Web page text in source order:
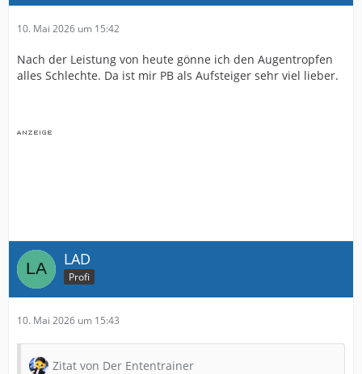
10. Mai 2026 um 15:42
Nach der Leistung von heute gönne ich den Augentropfen
alles Schlechte. Da ist mir PB als Aufsteiger sehr viel lieber.
LAD
Profi
10. Mai 2026 um 15:43
Zitat von Der Ententrainer